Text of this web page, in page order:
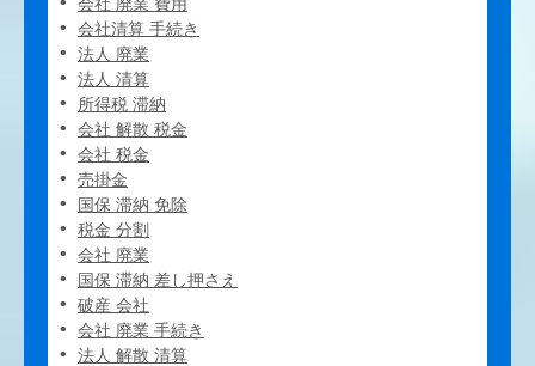
会社清算 手続き
法人 廃業
法人 清算
所得税 滞納
会社 解散 税金
会社 税金
売掛金
国保 滞納 免除
税金 分割
会社 廃業
国保 滞納 差し押さえ
破産 会社
会社 廃業 手続き
法人 解散 清算